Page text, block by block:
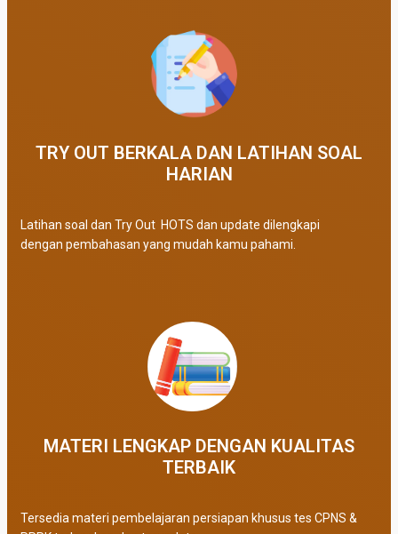
TRY OUT BERKALA DAN LATIHAN SOAL
HARIAN
Latihan soal dan Try Out HOTS dan update dilengkapi
dengan pembahasan yang mudah kamu pahami.
MATERI LENGKAP DENGAN KUALITAS
TERBAIK​
Tersedia materi pembelajaran persiapan khusus tes CPNS &